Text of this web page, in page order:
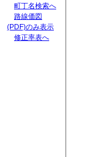
町丁名検索へ
路線価図
(PDF)のみ表示
修正率表へ